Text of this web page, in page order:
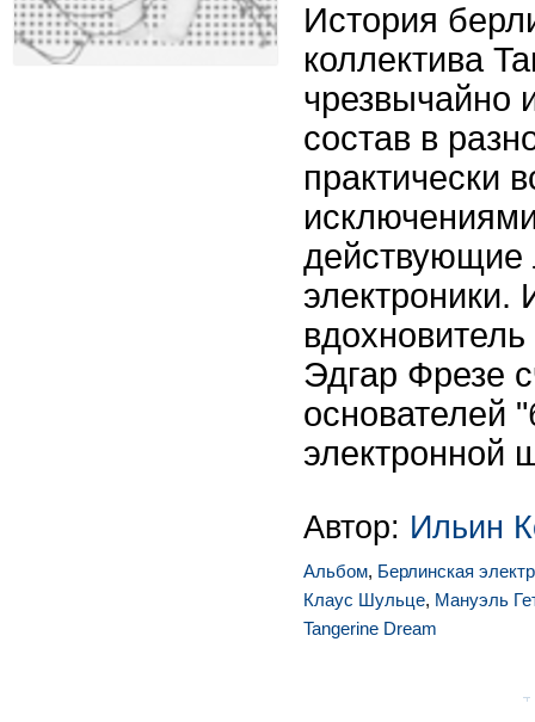
История
коллектива
чрезвычайно
состав в
практически
действующие
электроники.
Эдгар Фрезе
основателей
электронной
Автор: Ильин
Альбом, Берлинская
Клаус Шульце, Мануэль
Tangerine Dream